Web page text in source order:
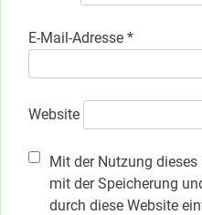
E-Mail-Adresse *
Website
Mit der Nutzung
mit der Speicherung
durch diese Website